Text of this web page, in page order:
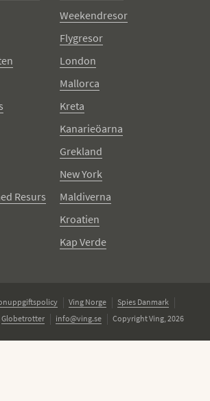
Resurs
Weekendresor
Flygresor
London
Mallorca
Kreta
Kanarieöarna
Grekland
New York
Maldiverna
Kroatien
Kap Verde
Ving Norge
Spies Danmark
Globetrotter info@ving.se Copyright Ving, 2026